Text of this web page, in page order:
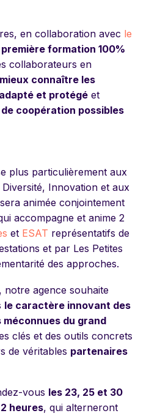
en collaboration avec le
première formation 100%
collaborateurs en
mieux connaître les
et protégé et
de coopération possibles
plus particulièrement aux
Diversité, Innovation et aux
animée conjointement
accompagne et anime 2
et ESAT représentatifs de
et par Les Petites
des approches.
notre agence souhaite
le caractère innovant des
du grand
clés et des outils concrets
de véritables partenaires
vous les 23, 25 et 30
heures, qui alterneront